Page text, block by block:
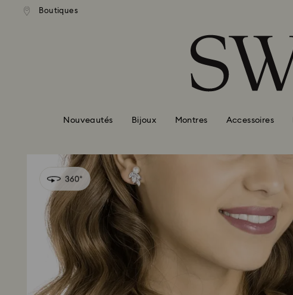
Accesskeys list
Boutiques
standard gratuite pour
supérieure à 99 EUR
Nouveautés Bijoux Montres Accessoires